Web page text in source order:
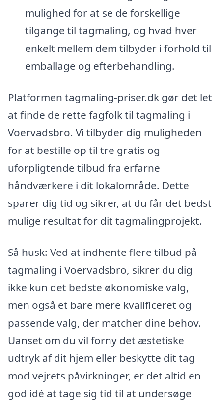
mulighed for at se de forskellige
tilgange til tagmaling, og hvad hver
enkelt mellem dem tilbyder i forhold til
emballage og efterbehandling.
Platformen tagmaling-priser.dk gør det let
at finde de rette fagfolk til tagmaling i
Voervadsbro. Vi tilbyder dig muligheden
for at bestille op til tre gratis og
uforpligtende tilbud fra erfarne
håndværkere i dit lokalområde. Dette
sparer dig tid og sikrer, at du får det bedst
mulige resultat for dit tagmalingprojekt.
Så husk: Ved at indhente flere tilbud på
tagmaling i Voervadsbro, sikrer du dig
ikke kun det bedste økonomiske valg,
men også et bare mere kvalificeret og
passende valg, der matcher dine behov.
Uanset om du vil forny det æstetiske
udtryk af dit hjem eller beskytte dit tag
mod vejrets påvirkninger, er det altid en
god idé at tage sig tid til at undersøge